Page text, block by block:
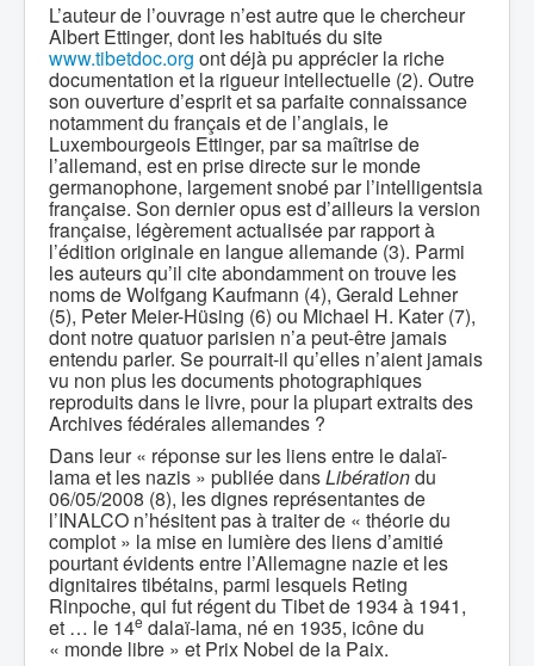
L’auteur de l’ouvrage n’est autre que le chercheur
Albert Ettinger, dont les habitués du site
www.tibetdoc.org ont déjà pu apprécier la riche
documentation et la rigueur intellectuelle (2). Outre
son ouverture d’esprit et sa parfaite connaissance
notamment du français et de l’anglais, le
Luxembourgeois Ettinger, par sa maîtrise de
l’allemand, est en prise directe sur le monde
germanophone, largement snobé par l’intelligentsia
française. Son dernier opus est d’ailleurs la version
française, légèrement actualisée par rapport à
l’édition originale en langue allemande (3). Parmi
les auteurs qu’il cite abondamment on trouve les
noms de Wolfgang Kaufmann (4), Gerald Lehner
(5), Peter Meier-Hüsing (6) ou Michael H. Kater (7),
dont notre quatuor parisien n’a peut-être jamais
entendu parler. Se pourrait-il qu’elles n’aient jamais
vu non plus les documents photographiques
reproduits dans le livre, pour la plupart extraits des
Archives fédérales allemandes ?
Dans leur « réponse sur les liens entre le dalaï-
lama et les nazis » publiée dansLibérationdu
06/05/2008 (8), les dignes représentantes de
l’INALCO n’hésitent pas à traiter de « théorie du
complot » la mise en lumière des liens d’amitié
pourtant évidents entre l’Allemagne nazie et les
dignitaires tibétains, parmi lesquels Reting
Rinpoche, qui fut régent du Tibet de 1934 à 1941,
et … le 14e dalaï-lama, né en 1935, icône du
« monde libre » et Prix Nobel de la Paix.